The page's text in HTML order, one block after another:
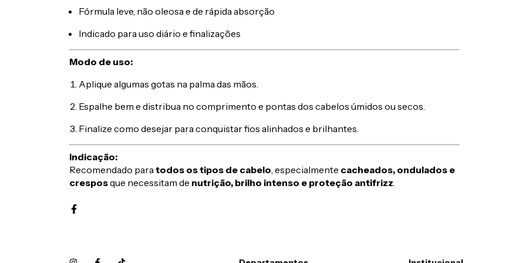
Fórmula leve, não oleosa e de rápida absorção
Indicado para uso diário e finalizações
Modo de uso:
Aplique algumas gotas na palma das mãos.
Espalhe bem e distribua no comprimento e pontas dos cabelos úmidos ou secos.
Finalize como desejar para conquistar fios alinhados e brilhantes.
Indicação:
Recomendado paratodos os tipos de cabelo, especialmente cacheados, ondulados e
cresposque necessitam de nutrição, brilho intenso e proteção antifrizz.